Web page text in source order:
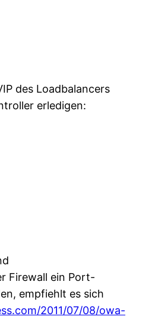
des Loadbalancers
erledigen:
Firewall ein Port-
empfiehlt es sich
2011/07/08/owa-